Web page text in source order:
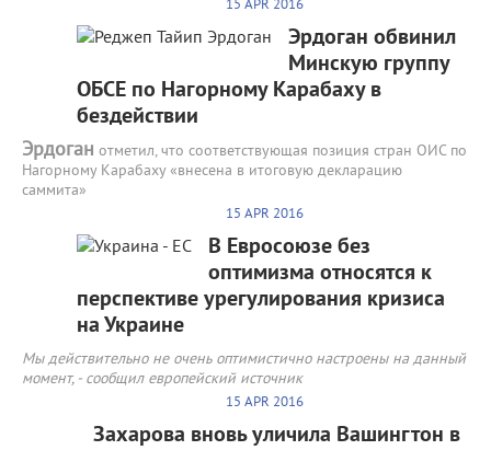
15 APR 2016
Эрдоган обвинил
Минскую группу
ОБСЕ по Нагорному Карабаху в
бездействии
Эрдоган отметил, что соответствующая позиция стран ОИС по
Нагорному Карабаху «внесена в итоговую декларацию
саммита»
15 APR 2016
В Евросоюзе без
оптимизма относятся к
перспективе урегулирования кризиса
на Украине
Мы действительно не очень оптимистично настроены на данный
момент, - сообщил европейский источник
15 APR 2016
Захарова вновь уличила Вашингтон в